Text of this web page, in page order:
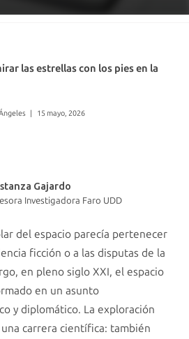
las estrellas con los pies en la
| 15 mayo, 2026
Gajardo
Investigadora Faro UDD
del espacio parecía pertenecer
ficción o a las disputas de la
en pleno siglo XXI, el espacio
en un asunto
y diplomático. La exploración
carrera científica: también